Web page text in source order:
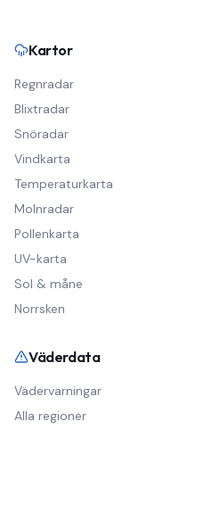
Kartor
Regnradar
Blixtradar
Snöradar
Vindkarta
Temperaturkarta
Molnradar
Pollenkarta
UV-karta
Sol & måne
Norrsken
Väderdata
Vädervarningar
Alla regioner